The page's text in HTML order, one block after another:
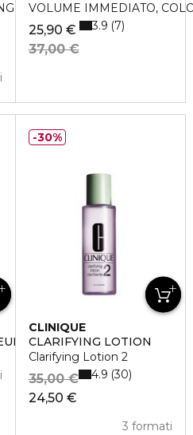
HYDRATOR
VOLUME IMMEDIATO,
25,90 €
37,00 €
3.9 7
CLINIQUE
CLARIFYING LOTION
Clarifying Lotion 2
24,50 €
35,00 €
3 formati
4.9 30
30%